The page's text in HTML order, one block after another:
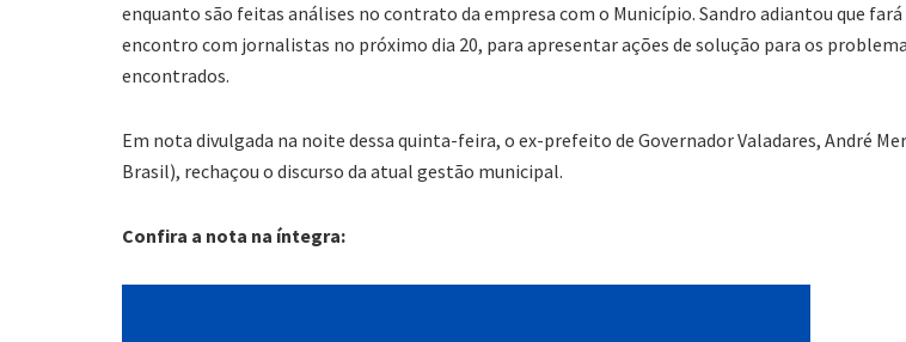
enquanto são feitas análises no contrato da empresa com o Município. Sandro adiantou que
encontro com jornalistas no próximo dia 20, para apresentar ações de solução para os
encontrados.
Em nota divulgada na noite dessa quinta-feira, o ex-prefeito de Governador Valadares, André
Brasil), rechaçou o discurso da atual gestão municipal.
Confira a nota na íntegra: